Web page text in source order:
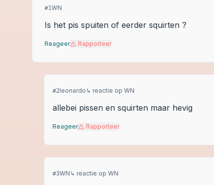
#1WN
Is het pis spuiten of eerder squirten ?
Reageer Rapporteer
#2leonardo ↳ reactie op WN
allebei pissen en squirten maar hevig
Reageer Rapporteer
#3WN ↳ reactie op WN